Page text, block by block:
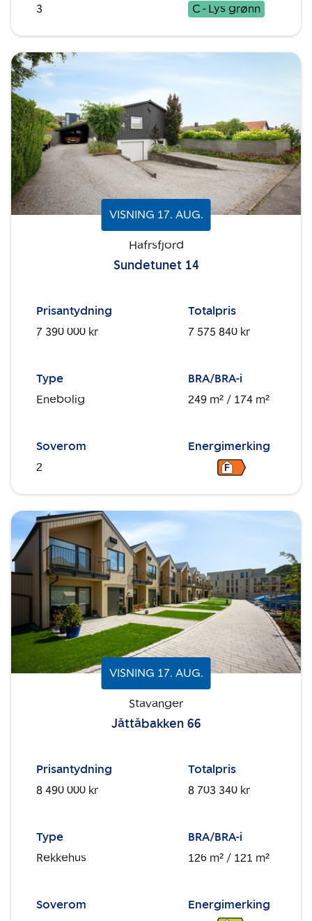
3
C - Lys grønn
VISNING 17. AUG.
Hafrsfjord
Sundetunet 14
Prisantydning
7 390 000 kr
Totalpris
7 575 840 kr
Type
Enebolig
BRA/BRA-i
249 m² / 174 m²
Soverom
2
Energimerking
F
VISNING 17. AUG.
Stavanger
Jåttåbakken 66
Prisantydning
8 490 000 kr
Totalpris
8 703 340 kr
Type
Rekkehus
BRA/BRA-i
126 m² / 121 m²
Soverom
Energimerking